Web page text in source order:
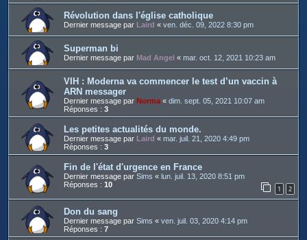
Révolution dans l'église catholique
Dernier message par Laird « ven. déc. 09, 2022 8:30 pm
Superman bi
Dernier message par Mad Angel « mar. oct. 12, 2021 10:23 am
VIH : Moderna va commencer le test d’un vaccin à
ARN messager
Dernier message par Norma « dim. sept. 05, 2021 10:07 am
Réponses : 3
Les petites actualités du monde.
Dernier message par Laird « mar. juil. 21, 2020 4:49 pm
Réponses : 3
Fin de l'état d'urgence en France
Dernier message par Sims « lun. juil. 13, 2020 8:51 pm
Réponses : 10 1 2
Don du sang
Dernier message par Sims « ven. juil. 03, 2020 4:14 pm
Réponses : 7